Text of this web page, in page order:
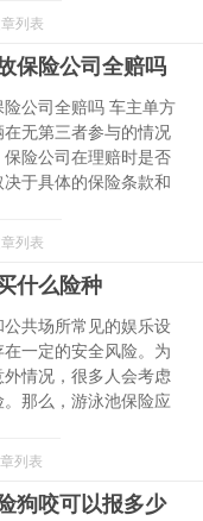
列表
保险公司全赔吗
公司全赔吗 车主单方
无第三者参与的情况
险公司在理赔时是否
于具体的保险条款和
列表
什么险种
共场所常见的娱乐设
一定的安全风险。为
情况，很多人会考虑
那么，游泳池保险应
列表
狗咬可以报多少